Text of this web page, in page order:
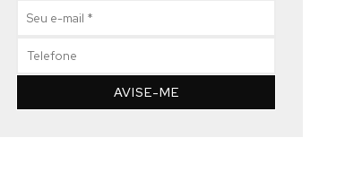
AVISE-ME